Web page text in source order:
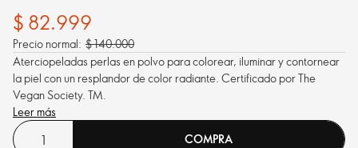
$ 82.999
Precio normal: $ 140.000
Aterciopeladas perlas en polvo para colorear, iluminar y contornear
la piel con un resplandor de color radiante. Certificado por The
Vegan Society. TM.
Leer más
COMPRA